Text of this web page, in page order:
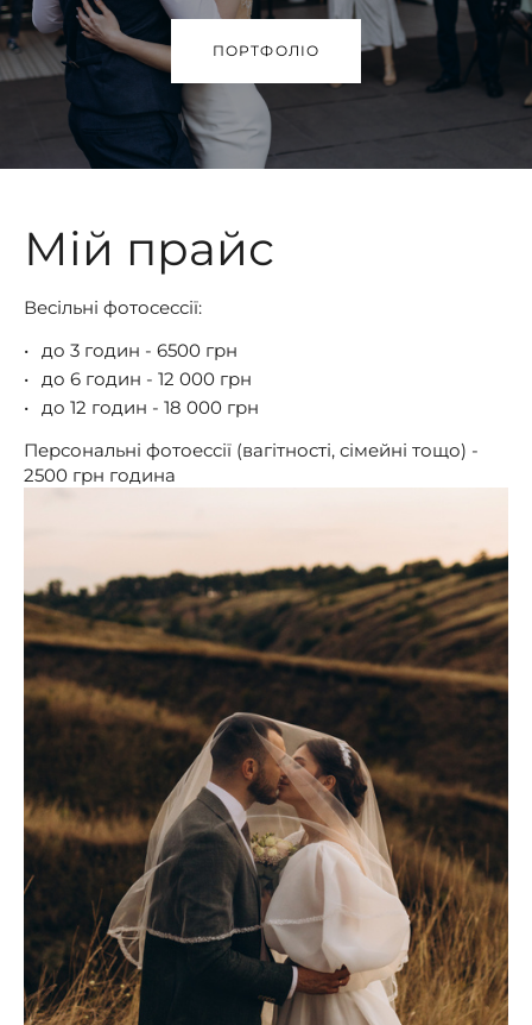
ПОРТФОЛІО
Мій прайс
Весільні фотосессії:
до 3 годин - 6500 грн
до 6 годин - 12 000 грн
до 12 годин - 18 000 грн
Персональні фотоессії (вагітності, сімейні тощо) -
2500 грн година